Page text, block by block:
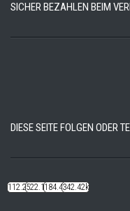
SICHER BEZAHLEN BEIM
DIESE SEITE FOLGEN ODER
112.22k522.14k184.48k342.42k